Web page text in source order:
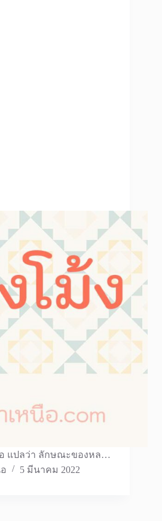
แปลว่า ลักษณะของหล…
5 มีนาคม 2022